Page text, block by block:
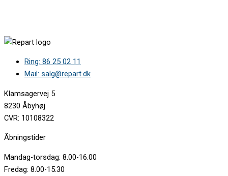
Ring: 86 25 02 11
Mail: salg@repart.dk
Klamsagervej 5
8230 Åbyhøj
CVR: 10108322
Åbningstider
Mandag-torsdag: 8.00-16.00
Fredag: 8.00-15.30